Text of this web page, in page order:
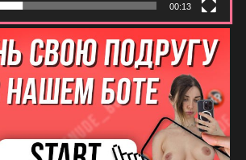
00:13